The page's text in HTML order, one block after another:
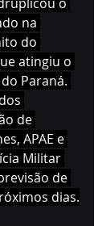
na
do
atingiu o
Paraná.
de
APAE e
Militar
de
dias.